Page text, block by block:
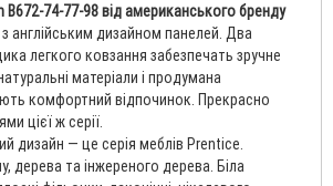
B672-74-77-98 від американського бренду
англійським дизайном панелей. Два
легкого ковзання забезпечать зручне
матеріали і продумана
комфортний відпочинок. Прекрасно
цієї ж серії.
дизайн — це серія меблів Prentice.
дерева та інжереного дерева. Біла